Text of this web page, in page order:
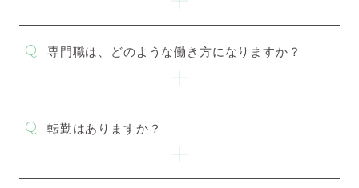
専門職は、どのような働き方になりますか？
転勤はありますか？